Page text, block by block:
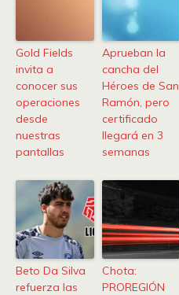
Gold Fields
invita a
conocer sus
operaciones
desde
nuestras
pantallas
Aprueban la
cancha del
Héroes de San
Ramón, pero
certificado
llegará en 3
semanas
Beto Da Silva
refuerza las
Chota:
PROREGIÓN